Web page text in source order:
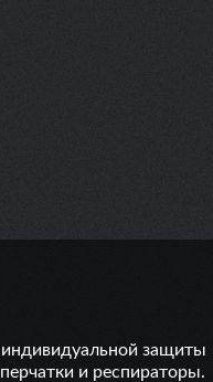
защиты
и респираторы.